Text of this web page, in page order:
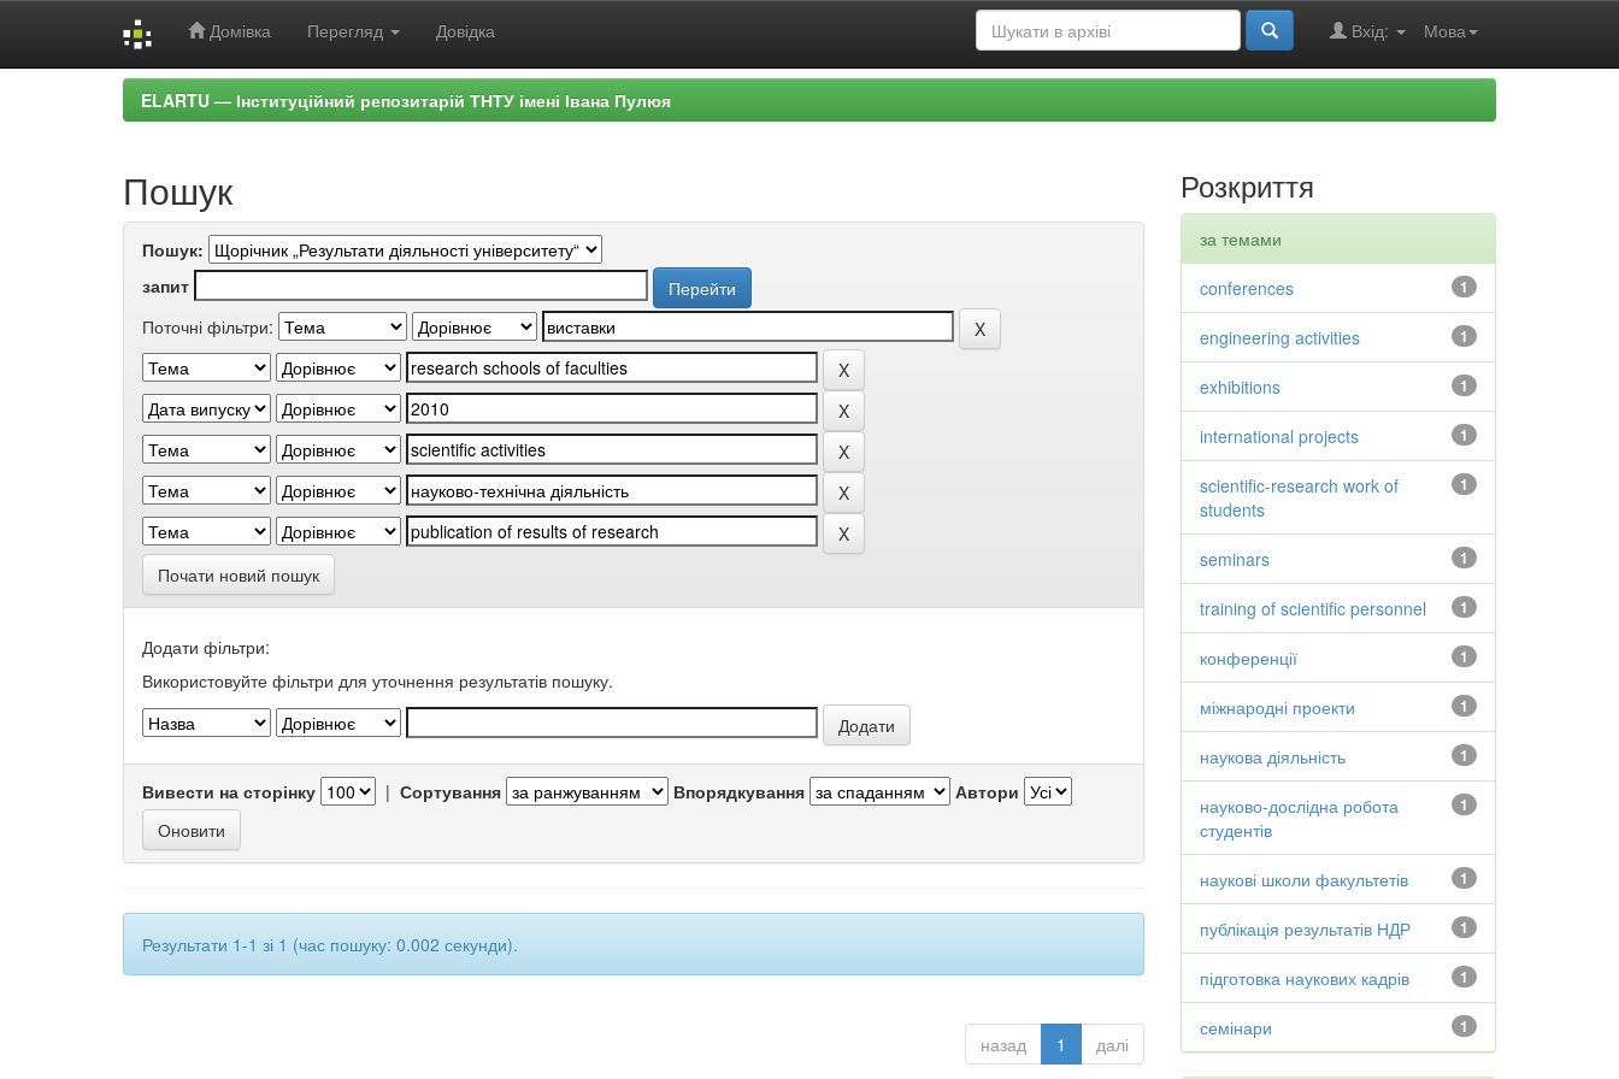
Домівка Перегляд Довідка Мова
Вхід:
ELARTU — Інституційний репозитарій ТНТУ імені Івана Пулюя
Пошук
Пошук:
запит
Поточні фільтри:
Почати новий пошук
Додати фільтри:
Використовуйте фільтри для уточнення результатів пошуку.
Вивести на сторінку | Сортування Впорядкування Автори
Результати 1-1 зі 1 (час пошуку: 0.002 секунди).
назад 1 далі
Розкриття
за темами
1
conferences
1
engineering activities
1
exhibitions
1
international projects
1
scientific-research work of
students
1
seminars
1
training of scientific personnel
1
конференції
1
міжнародні проекти
1
наукова діяльність
1
науково-дослідна робота
студентів
1
наукові школи факультетів
1
публікація результатів НДР
1
підготовка наукових кадрів
1
семінари